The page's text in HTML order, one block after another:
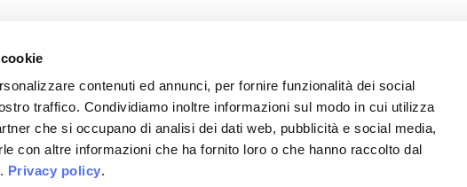
contenuti ed annunci, per fornire funzionalità dei social
traffico. Condividiamo inoltre informazioni sul modo in cui utilizza
che si occupano di analisi dei dati web, pubblicità e social media,
con altre informazioni che ha fornito loro o che hanno raccolto dal
Privacy policy.